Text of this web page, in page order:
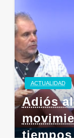
ACTUALIDAD
Adiós